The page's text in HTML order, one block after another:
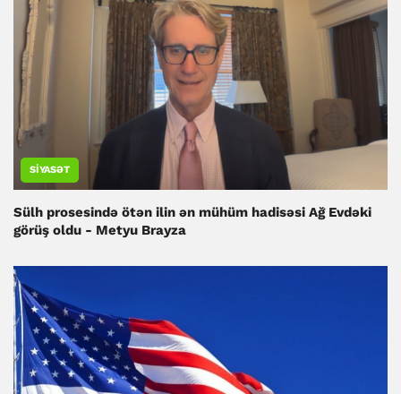
SIYASƏT
Sülh prosesində ötən ilin ən mühüm hadisəsi Ağ Evdəki
görüş oldu - Metyu Brayza